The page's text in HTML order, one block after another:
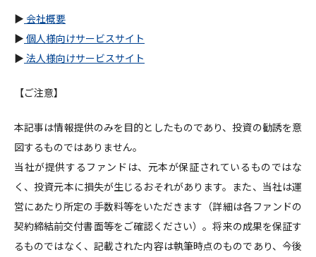
▶ 会社概要
▶ 個人様向けサービスサイト
▶ 法人様向けサービスサイト
【ご注意】
本記事は情報提供のみを目的としたものであり、投資の勧誘を意
図するものではありません。
当社が提供するファンドは、元本が保証されているものではな
く、投資元本に損失が生じるおそれがあります。また、当社は運
営にあたり所定の手数料等をいただきます（詳細は各ファンドの
契約締結前交付書面等をご確認ください）。将来の成果を保証す
るものではなく、記載された内容は執筆時点のものであり、今後